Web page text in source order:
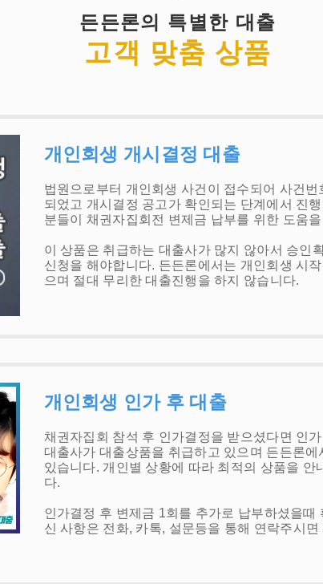
든든론의 특별한 대출
고객 맞춤 상품
개인회생 개시결정 대출
법원으로부터 개인회생 사건이 접수되어 사건
되었고 개시결정 공고가 확인되는 단계에서 진
분들이 채권자집회전 변제금 납부를 위한 도움
이 상품은 취급하는 대출사가 많지 않아서 승인
신청을 해야합니다. 든든론에서는 개인회생 시
으며 절대 무리한 대출진행을 하지 않습니다.
개인회생 인가 후 대출
채권자집회 참석 후 인가결정을 받으셨다면 인
대출사가 대출상품을 취급하고 있으며 든든론
있습니다. 개인별 상황에 따라 최적의 상품을
다.
인가결정 후 변제금 1회를 추가로 납부하셨을
신 사항은 전화, 카톡, 설문등을 통해 연락주시